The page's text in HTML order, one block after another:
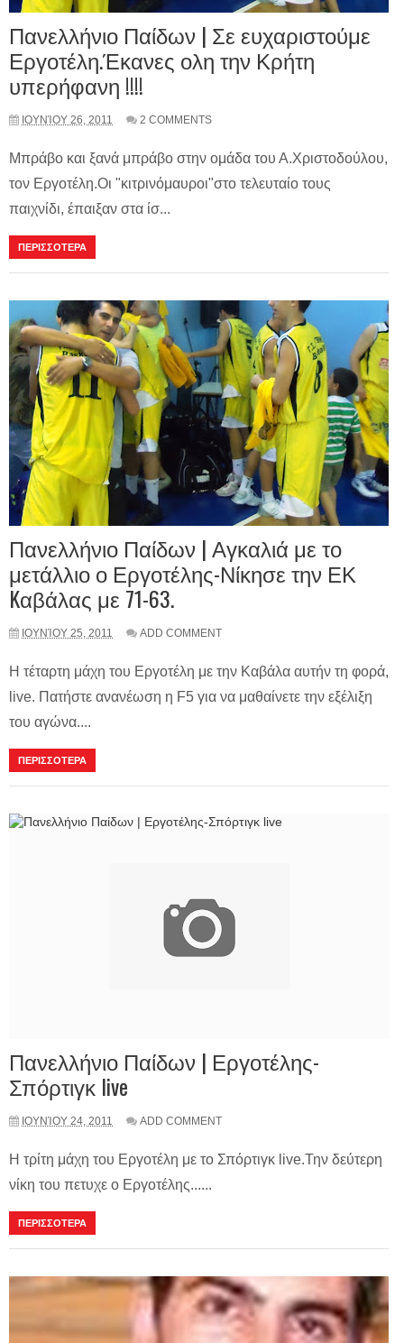
Πανελλήνιο Παίδων | Σε ευχαριστούμε
Εργοτέλη.Έκανες ολη την Κρήτη
υπερήφανη !!!!
ΙΟΥΝΊΟΥ 26, 2011 2 COMMENTS
Μπράβο και ξανά μπράβο στην ομάδα του Α.Χριστοδούλου,
τον Εργοτέλη.Οι "κιτρινόμαυροι"στο τελευταίο τους
παιχνίδι, έπαιξαν στα ίσ...
ΠΕΡΙΣΣΟΤΕΡΑ
Πανελλήνιο Παίδων | Αγκαλιά με το
μετάλλιο ο Εργοτέλης-Νίκησε την ΕΚ
Kαβάλας με 71-63.
ΙΟΥΝΊΟΥ 25, 2011 ADD COMMENT
Η τέταρτη μάχη του Εργοτέλη με την Καβάλα αυτήν τη φορά,
live. Πατήστε ανανέωση η F5 για να μαθαίνετε την εξέλιξη
του αγώνα....
ΠΕΡΙΣΣΟΤΕΡΑ
Πανελλήνιο Παίδων | Εργοτέλης-
Σπόρτιγκ live
ΙΟΥΝΊΟΥ 24, 2011 ADD COMMENT
Η τρίτη μάχη του Εργοτέλη με το Σπόρτιγκ live.Την δεύτερη
νίκη του πετυχε ο Εργοτέλης......
ΠΕΡΙΣΣΟΤΕΡΑ